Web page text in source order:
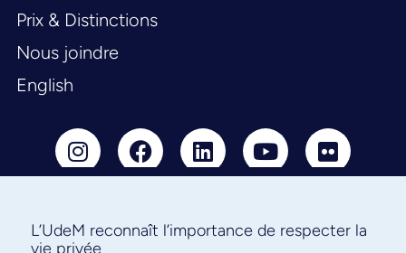
Prix & Distinctions
Nous joindre
English
Abonnez-vous à notre infolettre
L’UdeM reconnaît l’importance de respecter la
vie privée